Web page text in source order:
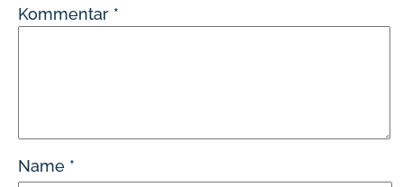
Kommentar *
Name *